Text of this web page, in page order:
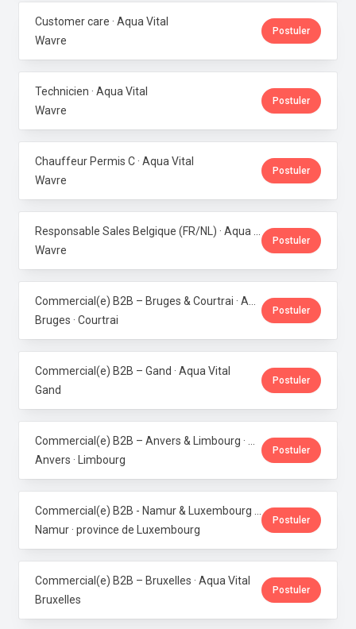
Customer care · Aqua Vital
Wavre
Postuler
Technicien · Aqua Vital
Wavre
Postuler
Chauffeur Permis C · Aqua Vital
Wavre
Postuler
Wavre
Postuler
Bruges · Courtrai
Postuler
Commercial(e) B2B – Gand · Aqua Vital
Gand
Postuler
Anvers · Limbourg
Postuler
Namur · province de Luxembourg
Postuler
Commercial(e) B2B – Bruxelles · Aqua Vital
Bruxelles
Postuler